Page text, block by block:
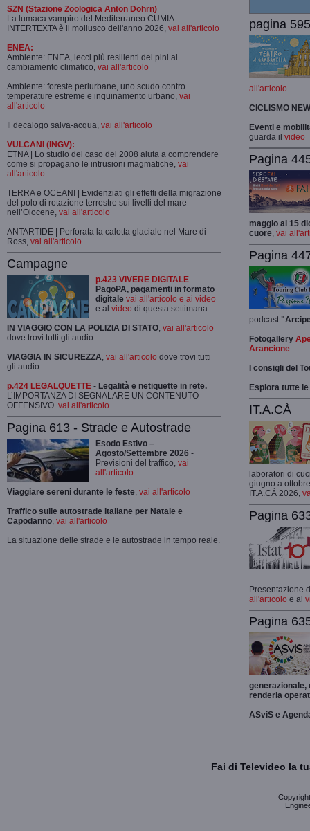
SZN (Stazione Zoologica Anton Dohrn)
La lumaca vampiro del Mediterraneo CUMIA
INTERTEXTA è il mollusco dell'anno 2026, vai all'articolo
ENEA:
Ambiente: ENEA, lecci più resilienti dei pini al
cambiamento climatico, vai all'articolo
Ambiente: foreste periurbane, uno scudo contro
temperature estreme e inquinamento urbano, vai
all'articolo
Il decalogo salva-acqua, vai all'articolo
VULCANI (INGV):
ETNA | Lo studio del caso del 2008 aiuta a comprendere
come si propagano le intrusioni magmatiche, vai
all'articolo
TERRA e OCEANI | Evidenziati gli effetti della migrazione
del polo di rotazione terrestre sui livelli del mare
nell’Olocene, vai all'articolo
ANTARTIDE | Perforata la calotta glaciale nel Mare di
Ross, vai all'articolo
Campagne
p.423 VIVERE DIGITALE
PagoPA, pagamenti in formato
digitale vai all'articolo e ai video
e al video di questa settimana
IN VIAGGIO CON LA POLIZIA DI STATO, vai all'articolo
dove trovi tutti gli audio
VIAGGIA IN SICUREZZA, vai all'articolo dove trovi tutti
gli audio
p.424 LEGALQUETTE - Legalità e netiquette in rete.
L’IMPORTANZA DI SEGNALARE UN CONTENUTO
OFFENSIVO vai all'articolo
Pagina 613 - Strade e Autostrade
Esodo Estivo –
Agosto/Settembre 2026 -
Previsioni del traffico, vai
all'articolo
Viaggiare sereni durante le feste, vai all'articolo
Traffico sulle autostrade italiane per Natale e
Capodanno, vai all'articolo
La situazione delle strade e le autostrade in tempo reale.
pagina
all'articolo
CICLISMO
Eventi e
guarda il video
Pagina
maggio al 15
cuore, vai
Pagina
podcast
Fotogallery
Arancione
I consigli del
Esplora tutte
IT.A.CÀ
laboratori di
giugno a
IT.A.CÀ 2026,
Pagina
Presentazione
all'articolo e al
Pagina
generazionale,
renderla
ASviS e
Fai di Televideo la